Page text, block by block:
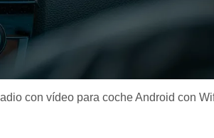
con vídeo para coche Android con